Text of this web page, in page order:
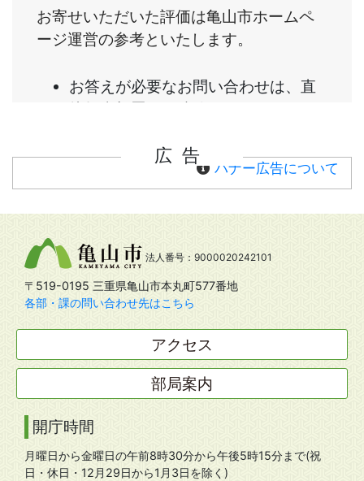
広告
バナー広告について
法人番号：9000020242101
〒519-0195 三重県亀山市本丸町577番地
各部・課の問い合わせ先はこちら
アクセス
部局案内
開庁時間
月曜日から金曜日の午前8時30分から午後5時15分まで(祝
日・休日・12月29日から1月3日を除く)